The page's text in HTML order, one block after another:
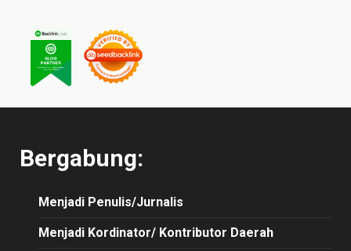
Bergabung:
Menjadi Penulis/Jurnalis
Menjadi Kordinator/ Kontributor Daerah